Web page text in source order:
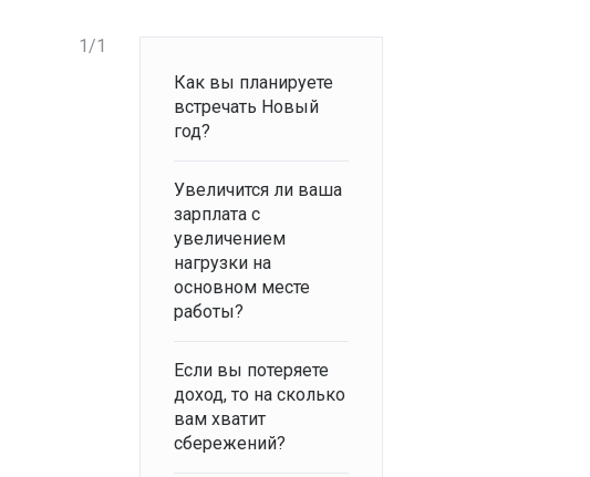
1/1
Как вы планируете
встречать Новый
год?
Увеличится ли ваша
зарплата с
увеличением
нагрузки на
основном месте
работы?
Если вы потеряете
доход, то на сколько
вам хватит
сбережений?